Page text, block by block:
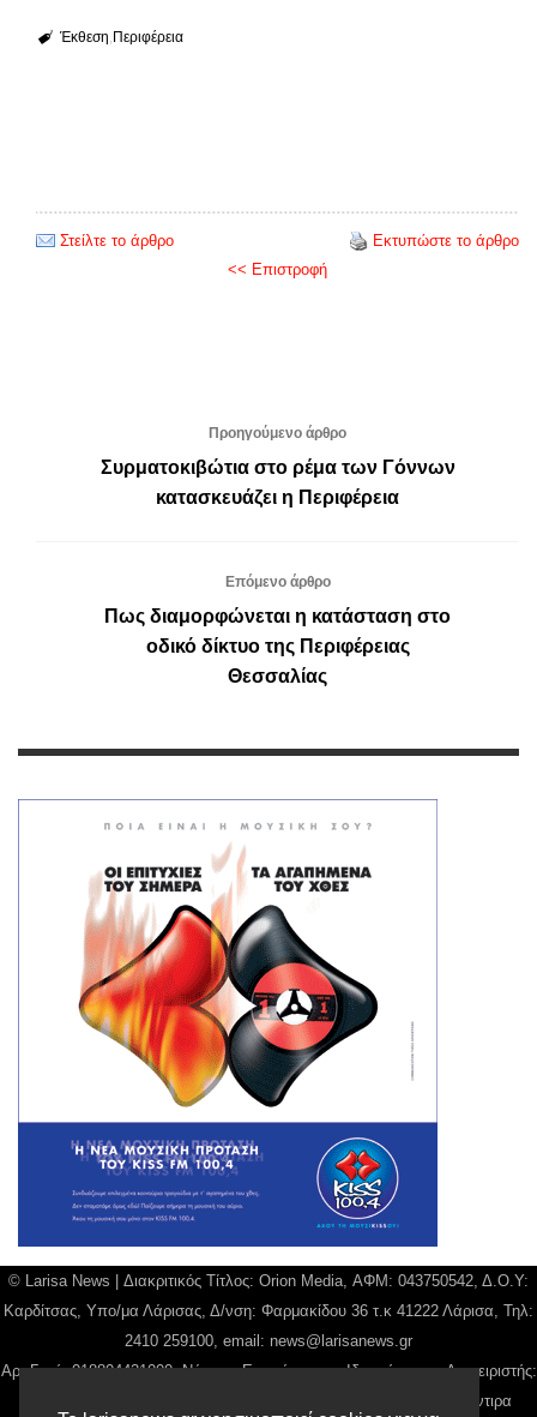
Έκθεση Περιφέρεια
Στείλτε το άρθρο
Εκτυπώστε το άρθρο
<< Επιστροφή
Προηγούμενο άρθρο
Συρματοκιβώτια στο ρέμα των Γόννων
κατασκευάζει η Περιφέρεια
Επόμενο άρθρο
Πως διαμορφώνεται η κατάσταση στο
οδικό δίκτυο της Περιφέρειας
Θεσσαλίας
© Larisa News | Διακριτικός Τίτλος: Orion Media, ΑΦΜ: 043750542, Δ.Ο.Υ:
Καρδίτσας, Υπο/μα Λάρισας, Δ/νση: Φαρμακίδου 36 τ.κ 41222 Λάρισα, Τηλ:
2410 259100, email: news@larisanews.gr
Αρ. Γεμή: 018804431000, Νόμιμος Εκπρόσωπος, Ιδιοκτήτης και Διαχειριστής:
Παναγιώτης Φιλίππου, Διευθύντρια: Γιαννουσά Βασιλική, Διευθύντιρα